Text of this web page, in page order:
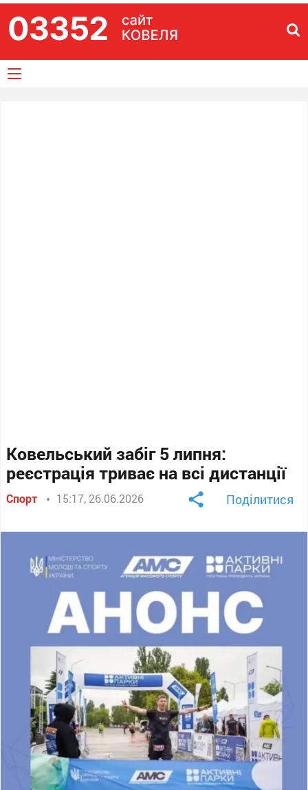
Ковельський забіг 5 липня:
реєстрація триває на всі дистанції
Спорт 15:17, 26.06.2026 Поділитися